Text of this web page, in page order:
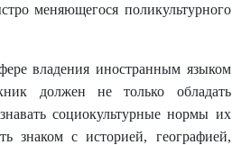
меняющегося поликультурного
владения иностранным языком
должен не только обладать
социокультурные нормы их
знаком с историей, географией,